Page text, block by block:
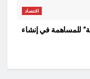
اقتصاد
للمساهمة في إنشاء